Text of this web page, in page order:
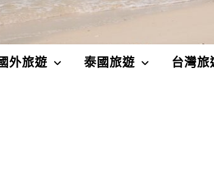
外旅遊 泰國旅遊 台灣旅